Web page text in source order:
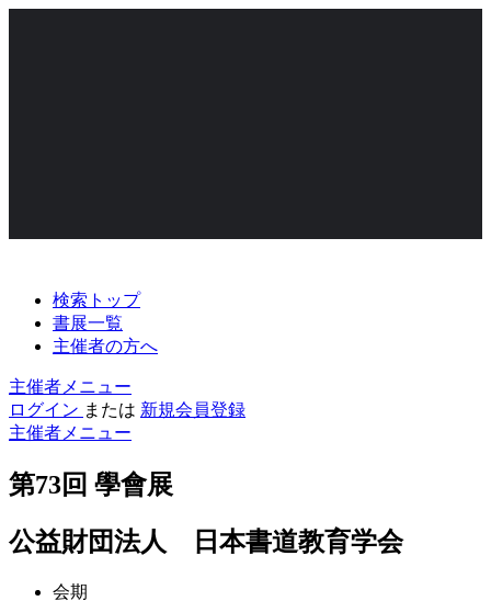
検索トップ
書展一覧
主催者の方へ
主催者メニュー
ログイン または 新規会員登録
主催者メニュー
第73回 學會展
公益財団法人 日本書道教育学会
会期